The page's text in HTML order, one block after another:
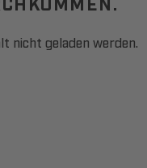
nicht geladen werden.